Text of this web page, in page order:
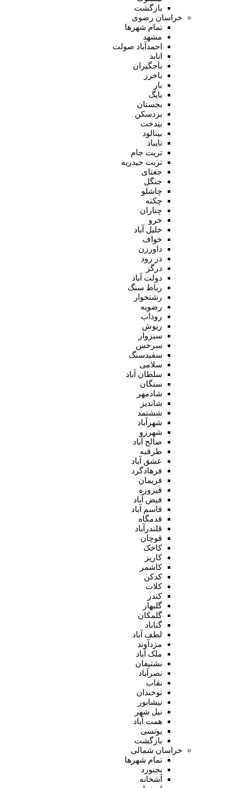
بازگشت
خراسان رضوی
تمام شهر‌ها
مشهد
احمدآباد صولت
انابد
باجگیران
باخرز
بار
بایگ
بجستان
بردسکن
بیدخت
بینالود
تایباد
تربت جام
تربت حیدریه
جغتای
جنگل
چاشلو
چکنه
چناران
خرو
خلیل آباد
خواف
داورزن
در رود
درگز
دولت آباد
رباط سنگ
رشتخوار
رضویه
روداب
ریوش
سبزوار
سرخس
سفیدسنگ
سلامی
سلطان آباد
سنگان
شادمهر
شاندیز
ششتمد
شهرآباد
شهرزو
صالح آباد
طرقبه
عشق آباد
فرهادگرد
فریمان
فیروزه
فیض آباد
قاسم آباد
قدمگاه
قلندرآباد
قوچان
کاخک
کاریز
کاشمر
کدکن
کلات
کندر
گلبهار
گلمکان
گناباد
لطف آباد
مزدآوند
ملک آباد
نشتیفان
نصرآباد
نقاب
نوخندان
نیشابور
نیل شهر
همت آباد
یونسی
بازگشت
خراسان شمالی
تمام شهر‌ها
بجنورد
آشخانه